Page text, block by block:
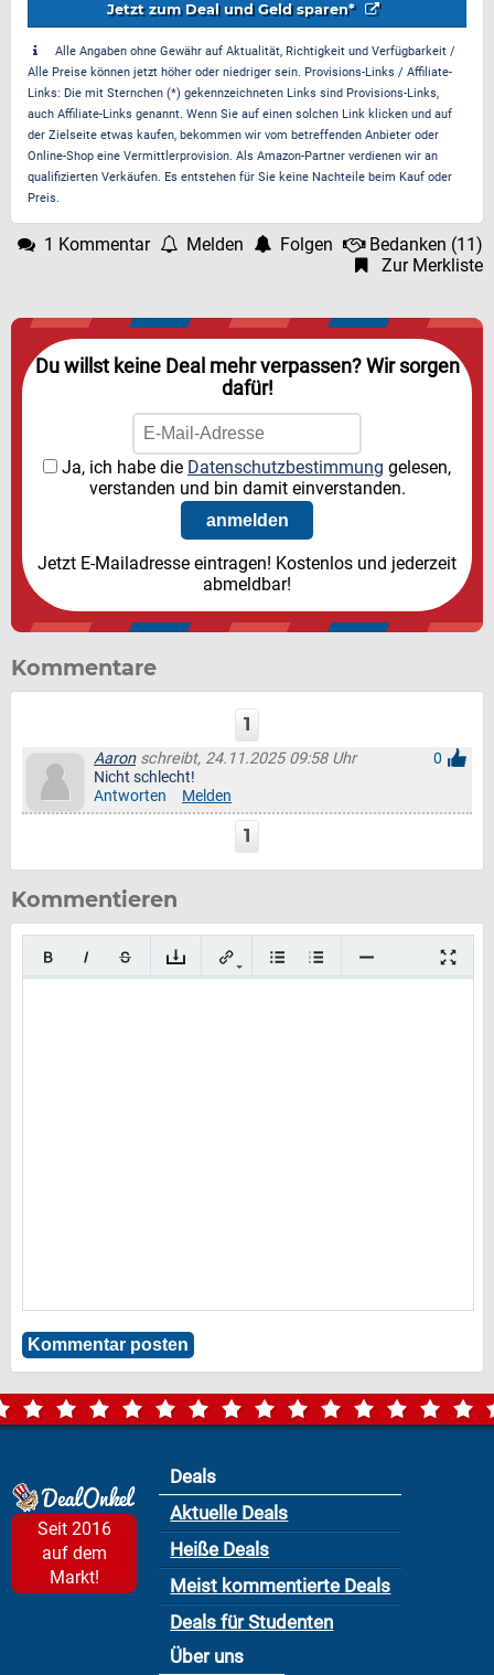
Jetzt zum Deal und Geld sparen*
Alle Angaben ohne Gewähr auf Aktualität, Richtigkeit und Verfügbarkeit /
Alle Preise können jetzt höher oder niedriger sein. Provisions-Links / Affiliate-
Links: Die mit Sternchen (*) gekennzeichneten Links sind Provisions-Links,
auch Affiliate-Links genannt. Wenn Sie auf einen solchen Link klicken und auf
der Zielseite etwas kaufen, bekommen wir vom betreffenden Anbieter oder
Online-Shop eine Vermittlerprovision. Als Amazon-Partner verdienen wir an
qualifizierten Verkäufen. Es entstehen für Sie keine Nachteile beim Kauf oder
Preis.
1 Kommentar Melden Folgen Bedanken (11)
Zur Merkliste
Du willst keine Deal mehr verpassen? Wir sorgen
dafür!
Ja, ich habe die Datenschutzbestimmung gelesen,
verstanden und bin damit einverstanden.
Jetzt E-Mailadresse eintragen! Kostenlos und jederzeit
abmeldbar!
Kommentare
1
Aaronschreibt, 24.11.2025 09:58 Uhr
0
Nicht schlecht!
Antworten
Melden
1
Kommentieren
Seit 2016
auf dem
Markt!
Deals
Aktuelle Deals
Heiße Deals
Meist kommentierte Deals
Deals für Studenten
Über uns